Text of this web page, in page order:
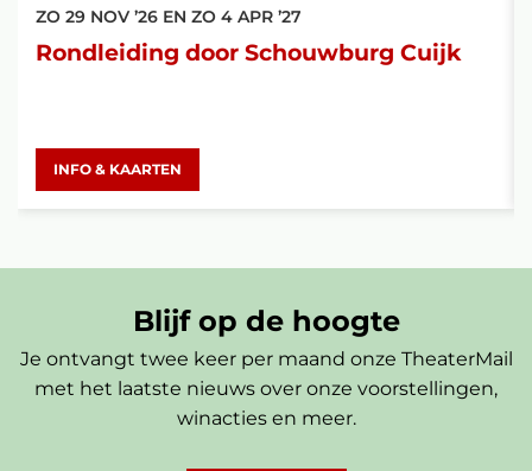
Rondleiding door Schouwburg Cuijk
ZO 29 NOV ’26 EN ZO 4 APR ’27
INFO & KAARTEN
Blijf op de hoogte
Je ontvangt twee keer per maand onze TheaterMail
met het laatste nieuws over onze voorstellingen,
winacties en meer.